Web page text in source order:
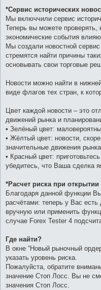
*Сервис исторических
Мы включчили сервис
Теперь вы можете проверять,
экономические события
Мы создали новостной
стремятся найти причины
основывать свои торговые
Новости можно найти в
виде флагов тех стран, к
Цвет каждой новости – это
движений рынка и
• Зелёный цвет:
• Жёлтый цвет: новости,
значительные движения рынка
• Красный цвет:
убедитесь, что Ваша сделка
*Расчет риска при открытии
Благодаря данной функции
расчётами: теперь у Вас есть
вручную или применить
случае Forex Tester 4
Где найти?
В окне “Новый рыночный
указать уровень риска.
Пожалуйста, обратите
значение Стоп Лосс. Вы не
значения Стоп Лосс.